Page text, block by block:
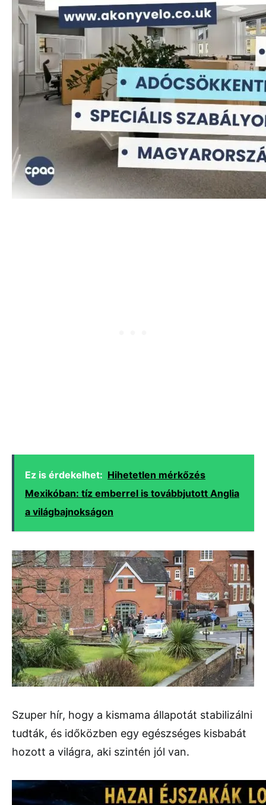
Ez is érdekelhet: Hihetetlen mérkőzés
Mexikóban: tíz emberrel is továbbjutott Anglia
a világbajnokságon
Szuper hír, hogy a kismama állapotát stabilizálni
tudták, és időközben egy egészséges kisbabát
hozott a világra, aki szintén jól van.